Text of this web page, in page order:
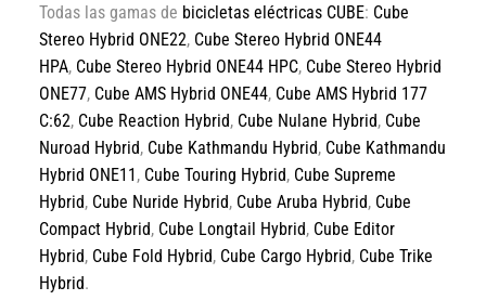
Todas las gamas de bicicletas eléctricas CUBE: Cube
Stereo Hybrid ONE22, Cube Stereo Hybrid ONE44
HPA, Cube Stereo Hybrid ONE44 HPC, Cube Stereo Hybrid
ONE77, Cube AMS Hybrid ONE44, Cube AMS Hybrid 177
C:62, Cube Reaction Hybrid, Cube Nulane Hybrid, Cube
Nuroad Hybrid, Cube Kathmandu Hybrid, Cube Kathmandu
Hybrid ONE11 , Cube Touring Hybrid, Cube Supreme
Hybrid, Cube Nuride Hybrid, Cube Aruba Hybrid, Cube
Compact Hybrid, Cube Longtail Hybrid, Cube Editor
Hybrid, Cube Fold Hybrid, Cube Cargo Hybrid, Cube Trike
Hybrid.